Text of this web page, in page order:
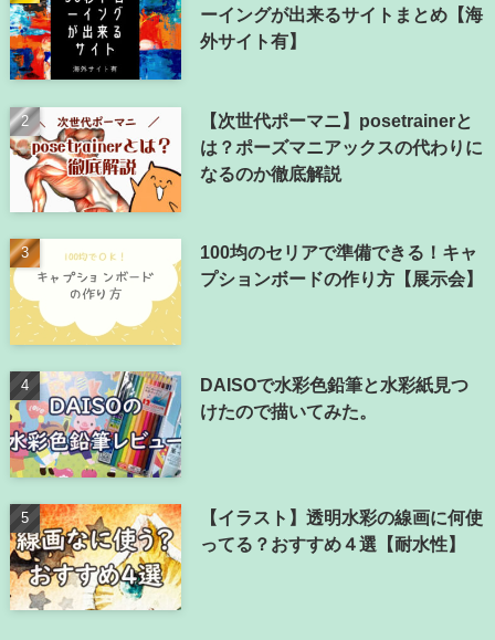
ーイングが出来るサイトまとめ【海
外サイト有】
【次世代ポーマニ】posetrainerと
は？ポーズマニアックスの代わりに
なるのか徹底解説
100均のセリアで準備できる！キャ
プションボードの作り方【展示会】
DAISOで水彩色鉛筆と水彩紙見つ
けたので描いてみた。
【イラスト】透明水彩の線画に何使
ってる？おすすめ４選【耐水性】